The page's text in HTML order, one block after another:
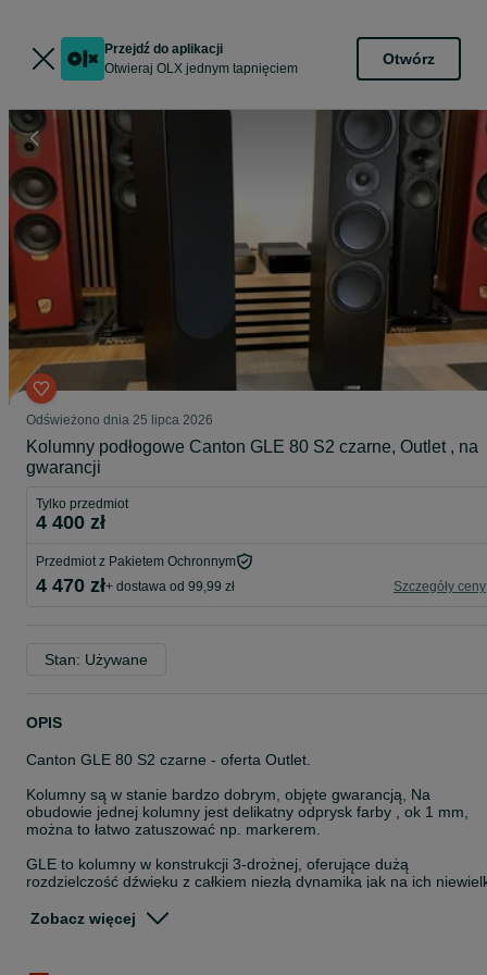
Przejdź do aplikacji
Otwieraj OLX jednym tapnięciem
Otwórz
Odświeżono dnia 25 lipca 2026
Kolumny podłogowe Canton GLE 80 S2 czarne, Outlet , na
gwarancji
Tylko przedmiot
4 400 zł
Przedmiot z Pakietem Ochronnym
4 470 zł+ dostawa od 99,99 zł Szczegóły ceny
Stan: Używane
OPIS
Canton GLE 80 S2 czarne - oferta Outlet.
Kolumny są w stanie bardzo dobrym, objęte gwarancją, Na
obudowie jednej kolumny jest delikatny odprysk farby , ok 1 mm,
można to łatwo zatuszować np. markerem.
GLE to kolumny w konstrukcji 3-drożnej, oferujące dużą
rozdzielczość dźwięku z całkiem niezłą dynamiką jak na ich
kontrolowany.
Zobacz więcej